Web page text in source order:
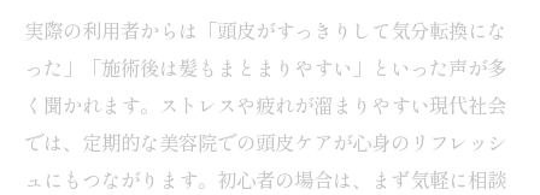
実際の利用者からは「頭皮がすっきりして気分転換にな
った」「施術後は髪もまとまりやすい」といった声が多
く聞かれます。ストレスや疲れが溜まりやすい現代社会
では、定期的な美容院での頭皮ケアが心身のリフレッシ
ュにもつながります。初心者の場合は、まず気軽に相談